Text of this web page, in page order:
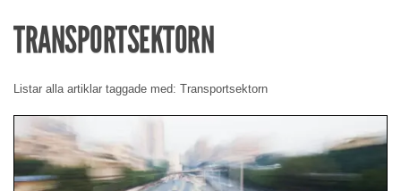
TRANSPORTSEKTORN
Listar alla artiklar taggade med: Transportsektorn